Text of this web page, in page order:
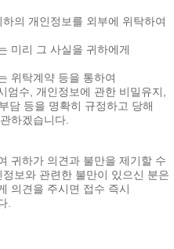
의 개인정보를 외부에 위탁하여
미리 그 사실을 귀하에게
위탁계약 등을 통하여
엄수, 개인정보에 관한 비밀유지,
담 등을 명확히 규정하고 당해
하겠습니다.
귀하가 의견과 불만을 제기할 수
보와 관련한 불만이 있으신 분은
의견을 주시면 접수 즉시
.